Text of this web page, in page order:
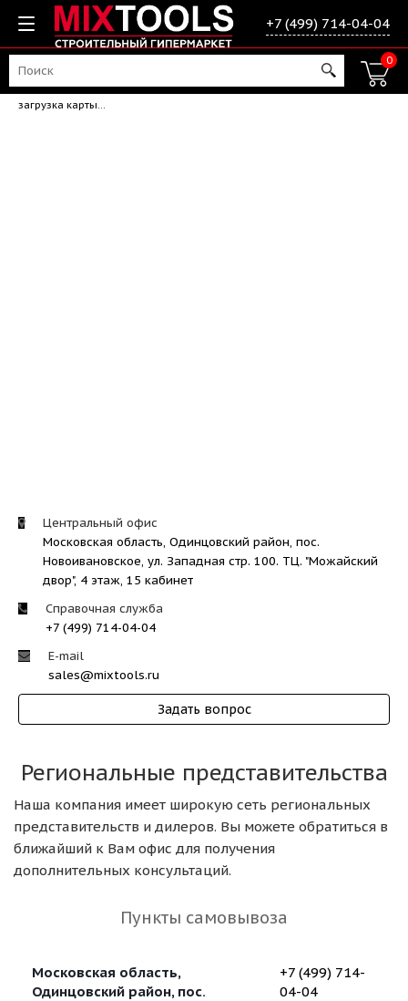
+7 (499) 714-04-04
0
загрузка карты...
Центральный офис
Московская область, Одинцовский район, пос.
Новоивановское, ул. Западная стр. 100. ТЦ. "Можайский
двор", 4 этаж, 15 кабинет
Справочная служба
+7 (499) 714-04-04
E-mail
sales@mixtools.ru
Задать вопрос
Региональные представительства
Наша компания имеет широкую сеть региональных
представительств и дилеров. Вы можете обратиться в
ближайший к Вам офис для получения
дополнительных консультаций.
Пункты самовывоза
Московская область,
Одинцовский район, пос.
+7 (499) 714-
04-04